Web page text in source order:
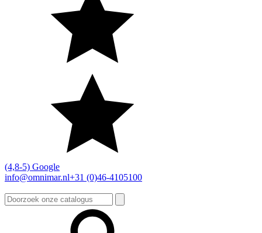
(4,8-5) Google
info@omnimar.nl+31 (0)46-4105100
Zoeken
naar: